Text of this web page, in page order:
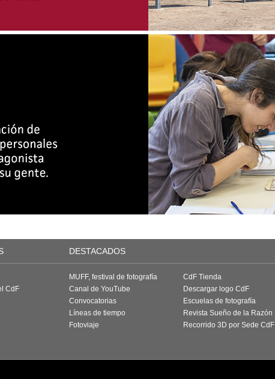
DESTACADOS
CdF
MUFF, festival de fotografía
Canal de YouTube
Convocatorias
Líneas de tiempo
Fotoviaje
CdF Tienda
Descargar logo CdF
Escuelas de fotografía
Revista Sueño de la Razón
Recorrido 3D por Sede CdF